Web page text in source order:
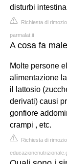
disturbi
Richiesta di
parmalat.it
A cosa fa
Molte persone
alimentazione
il lattosio
derivati) causi
gonfiore
crampi , etc.
Richiesta di